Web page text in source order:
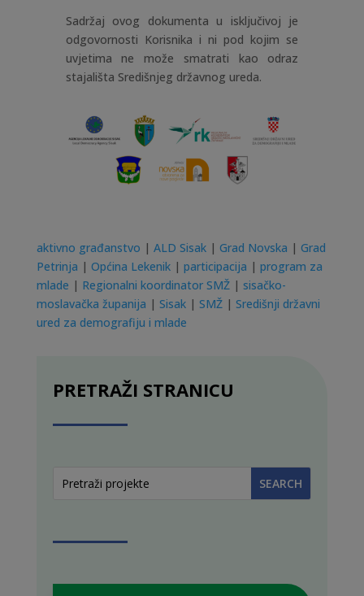
Sadržaj ovog dokumenta u isključivoj je
odgovornosti Korisnika i ni pod kojim se
uvjetima ne može smatrati kao odraz
stajališta Središnjeg državnog ureda.
aktivno građanstvo | ALD Sisak| Grad Novska | Grad
Petrinja | Općina Lekenik| participacija | program za
mlade | Regionalni koordinator SMŽ| sisačko-
moslavačka županija | Sisak| SMŽ| Središnji državni
ured za demografiju i mlade
PRETRAŽI STRANICU